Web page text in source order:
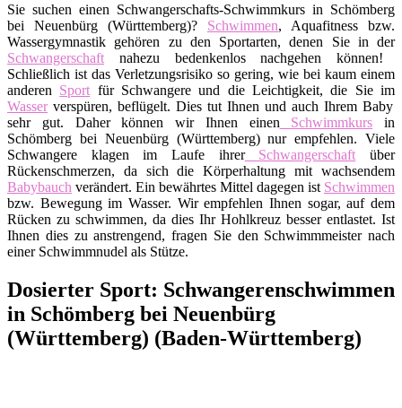
Sie suchen einen Schwangerschafts-Schwimmkurs in Schömberg
bei Neuenbürg (Württemberg)? Schwimmen, Aquafitness bzw.
Wassergymnastik gehören zu den Sportarten, denen Sie in der
Schwangerschaft nahezu bedenkenlos nachgehen können!
Schließlich ist das Verletzungsrisiko so gering, wie bei kaum einem
anderen Sport für Schwangere und die Leichtigkeit, die Sie im
Wasserverspüren, beflügelt. Dies tut Ihnen und auch Ihrem Baby
sehr gut. Daher können wir Ihnen einen Schwimmkurs in
Schömberg bei Neuenbürg (Württemberg) nur empfehlen. Viele
Schwangere klagen im Laufe ihrerSchwangerschaft über
Rückenschmerzen, da sich die Körperhaltung mit wachsendem
Babybauch verändert. Ein bewährtes Mittel dagegen ist Schwimmen
bzw. Bewegung im Wasser. Wir empfehlen Ihnen sogar, auf dem
Rücken zu schwimmen, da dies Ihr Hohlkreuz besser entlastet. Ist
Ihnen dies zu anstrengend, fragen Sie den Schwimmmeister nach
einer Schwimmnudel als Stütze.
Dosierter Sport: Schwangerenschwimmen
in Schömberg bei Neuenbürg
(Württemberg) (Baden-Württemberg)